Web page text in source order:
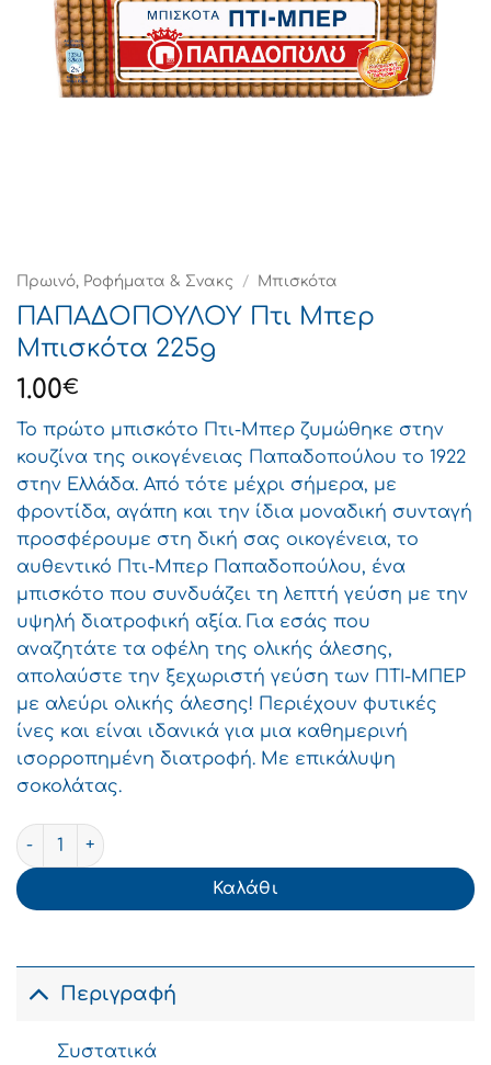
Πρωινό, Ροφήματα & Σνακς / Μπισκότα
ΠΑΠΑΔΟΠΟΥΛΟΥ Πτι Μπερ
Μπισκότα 225g
1.00€
Το πρώτο μπισκότο Πτι-Μπερ ζυμώθηκε στην
κουζίνα της οικογένειας Παπαδοπούλου το 1922
στην Ελλάδα. Από τότε μέχρι σήμερα, με
φροντίδα, αγάπη και την ίδια μοναδική συνταγή
προσφέρουμε στη δική σας οικογένεια, το
αυθεντικό Πτι-Μπερ Παπαδοπούλου, ένα
μπισκότο που συνδυάζει τη λεπτή γεύση με την
υψηλή διατροφική αξία. Για εσάς που
αναζητάτε τα οφέλη της ολικής άλεσης,
απολαύστε την ξεχωριστή γεύση των ΠΤΙ-ΜΠΕΡ
με αλεύρι ολικής άλεσης! Περιέχουν φυτικές
ίνες και είναι ιδανικά για μια καθημερινή
ισορροπημένη διατροφή. Με επικάλυψη
σοκολάτας.
ΠΑΠΑΔΟΠΟΥΛΟΥ Πτι Μπερ Μπισκότα 225g ποσότητα
Καλάθι
Περιγραφή
Συστατικά